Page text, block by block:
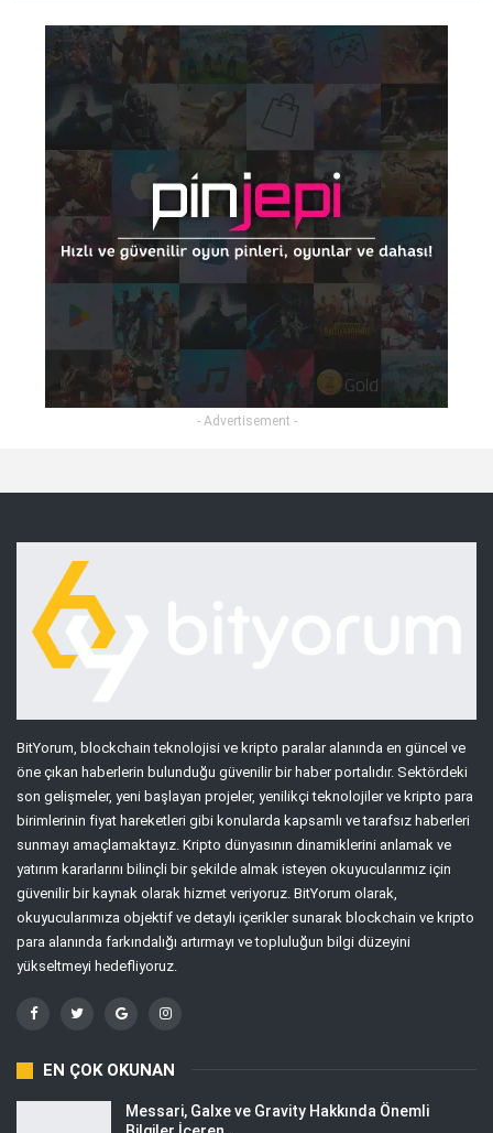
- Advertisement -
BitYorum, blockchain teknolojisi ve kripto paralar alanında en güncel ve
öne çıkan haberlerin bulunduğu güvenilir bir haber portalıdır. Sektördeki
son gelişmeler, yeni başlayan projeler, yenilikçi teknolojiler ve kripto para
birimlerinin fiyat hareketleri gibi konularda kapsamlı ve tarafsız haberleri
sunmayı amaçlamaktayız. Kripto dünyasının dinamiklerini anlamak ve
yatırım kararlarını bilinçli bir şekilde almak isteyen okuyucularımız için
güvenilir bir kaynak olarak hizmet veriyoruz. BitYorum olarak,
okuyucularımıza objektif ve detaylı içerikler sunarak blockchain ve kripto
para alanında farkındalığı artırmayı ve topluluğun bilgi düzeyini
yükseltmeyi hedefliyoruz.
EN ÇOK OKUNAN
Messari, Galxe ve Gravity Hakkında Önemli